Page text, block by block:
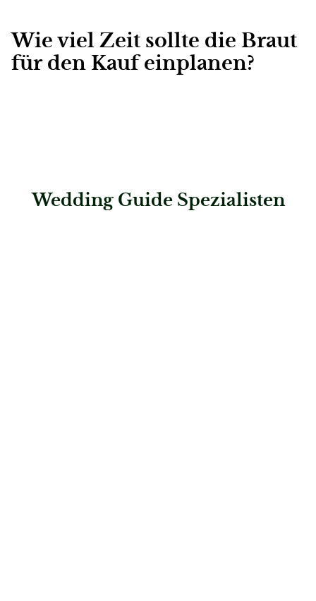
Wie viel Zeit sollte die Braut
für den Kauf einplanen?
Wedding Guide Spezialisten